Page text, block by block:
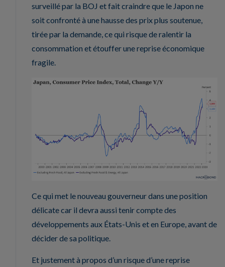
surveillé par la BOJ et fait craindre que le Japon ne
soit confronté à une hausse des prix plus soutenue,
tirée par la demande, ce qui risque de ralentir la
consommation et étouffer une reprise économique
fragile.
Ce qui met le nouveau gouverneur dans une position
délicate car il devra aussi tenir compte des
développements aux États-Unis et en Europe, avant de
décider de sa politique.
Et justement à propos d’un risque d’une reprise